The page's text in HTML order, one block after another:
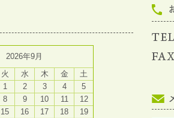
2026年9月
火 水 木 金
土
1
2 3 4
5
8 9 10 11
12
15 16 17 18
19